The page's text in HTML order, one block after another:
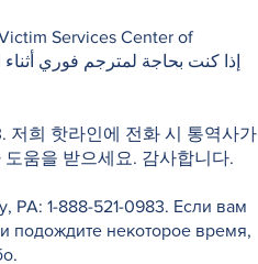
저희 핫라인에 전화 시 통역사가
움을 받으세요. 감사합니다.
1-888-521-0983. Если вам
подождите некоторое время,